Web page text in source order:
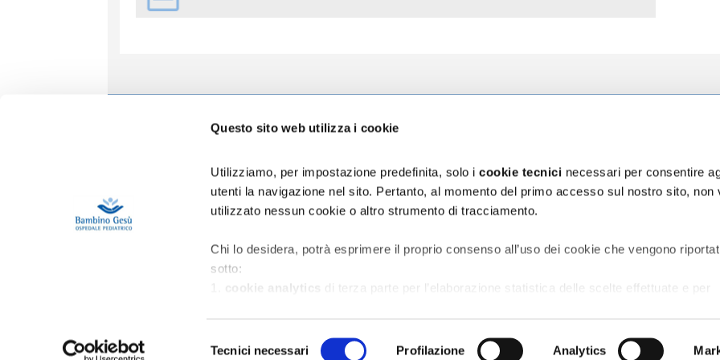
Questo sito web utilizza i cookie
Utilizziamo, per impostazione predefinita, solo icookie tecnici necessari per consentire
utenti la navigazione nel sito. Pertanto, al momento del primo accesso sul nostro sito, non
utilizzato nessun cookie o altro strumento di tracciamento.
Chi lo desidera, potrà esprimere il proprio consenso all’uso dei cookie che vengono
sotto:
cookie analytics
di terza parte per l’elaborazione statistica delle scelte effettuate e per
nell'ambito della navigazione in rete.
Tecnici necessari Profilazione Analytics
Contatti
Privacy
Copertura assicurativa Rct/Rco
Area Riservata al Personale
Bilancio di Sostenibilità
Segnalazioni e reclami
Accessibilità digitale
5 x mille